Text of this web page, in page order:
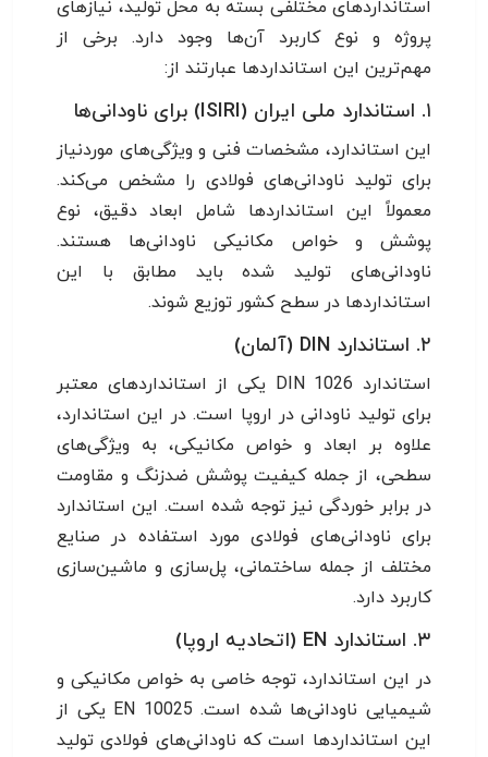
استانداردهای مختلفی بسته به محل تولید، نیازهای
پروژه و نوع کاربرد آن‌ها وجود دارد. برخی از
مهم‌ترین این استانداردها عبارتند از:
۱. استاندارد ملی ایران (ISIRI) برای ناودانی‌ها
این استاندارد، مشخصات فنی و ویژگی‌های موردنیاز
برای تولید ناودانی‌های فولادی را مشخص می‌کند.
معمولاً این استانداردها شامل ابعاد دقیق، نوع
پوشش و خواص مکانیکی ناودانی‌ها هستند.
ناودانی‌های تولید شده باید مطابق با این
استانداردها در سطح کشور توزیع شوند.
۲. استاندارد DIN (آلمان)
استاندارد DIN 1026 یکی از استانداردهای معتبر
برای تولید ناودانی در اروپا است. در این استاندارد،
علاوه بر ابعاد و خواص مکانیکی، به ویژگی‌های
سطحی، از جمله کیفیت پوشش ضدزنگ و مقاومت
در برابر خوردگی نیز توجه شده است. این استاندارد
برای ناودانی‌های فولادی مورد استفاده در صنایع
مختلف از جمله ساختمانی، پل‌سازی و ماشین‌سازی
کاربرد دارد.
۳. استاندارد EN (اتحادیه اروپا)
در این استاندارد، توجه خاصی به خواص مکانیکی و
شیمیایی ناودانی‌ها شده است. EN 10025 یکی از
این استانداردها است که ناودانی‌های فولادی تولید